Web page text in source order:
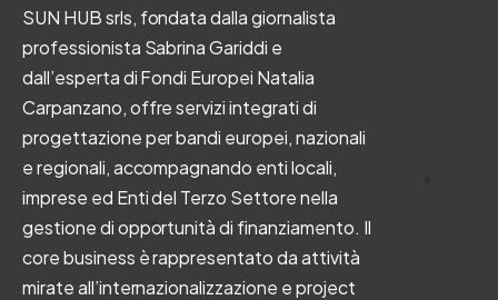
SUN HUB srls, fondata dalla giornalista
professionista Sabrina Gariddi e
dall’esperta di Fondi Europei Natalia
Carpanzano, offre servizi integrati di
progettazione per bandi europei, nazionali
e regionali, accompagnando enti locali,
imprese ed Enti del Terzo Settore nella
gestione di opportunità di finanziamento. Il
core business è rappresentato da attività
mirate all’internazionalizzazione e project